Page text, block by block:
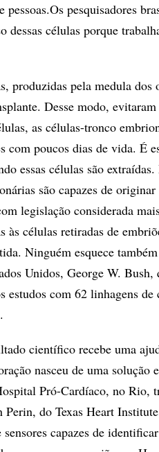
pessoas.Os pesquisadores
dessas células porque
produzidas pela medula
Desse modo,
as células-tronco
com poucos dias de vida. É
essas células são
são capazes de
legislação considerada
às células retiradas de
Ninguém esquece
Unidos, George W.
estudos com 62 linhagens
científico recebe uma
nasceu de uma solução
Pró-Cardíaco, no Rio,
do Texas Heart
capazes de